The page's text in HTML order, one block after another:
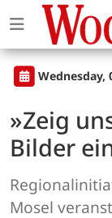
Wednesday,
»Zeig
Bilder
Mosel